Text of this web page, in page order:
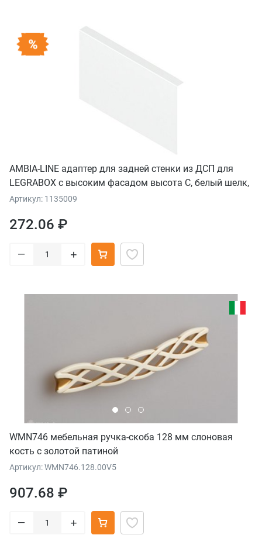
AMBIA-LINE адаптер для задней стенки из ДСП для
LEGRABOX с высоким фасадом высота C, белый шелк,
242 мм
Артикул: 1135009
272.06 ₽
– +
WMN746 мебельная ручка-скоба 128 мм слоновая
кость с золотой патиной
Артикул: WMN746.128.00V5
907.68 ₽
– +